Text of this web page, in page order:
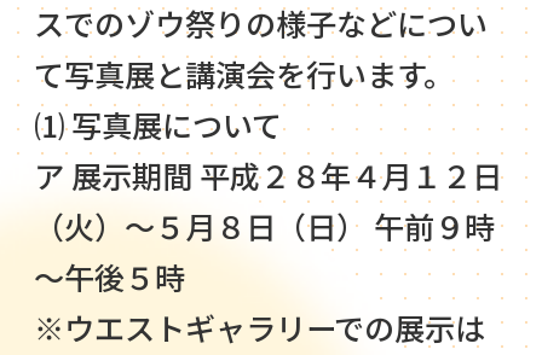
スでのゾウ祭りの様子などについ
て写真展と講演会を行います。
⑴ 写真展について
ア 展示期間 平成２８年４月１２日
（火）～５月８日（日） 午前９時
～午後５時
※ウエストギャラリーでの展示は